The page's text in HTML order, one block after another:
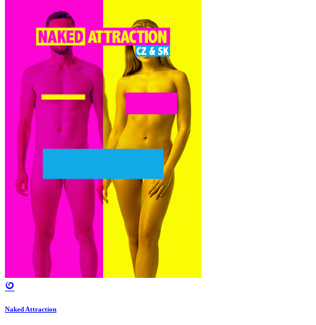
Naked Attraction